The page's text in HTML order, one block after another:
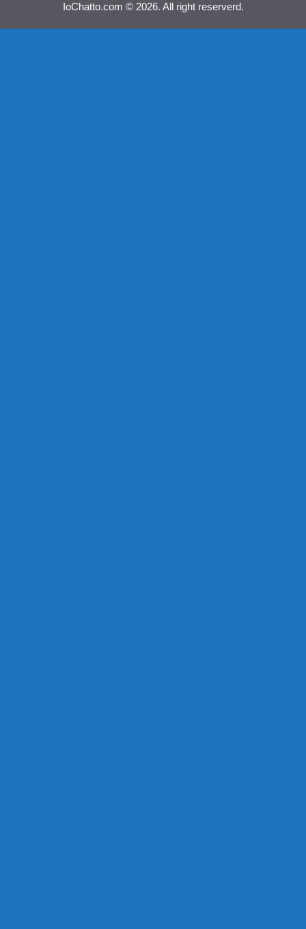
IoChatto.com © 2026. All right reserverd.